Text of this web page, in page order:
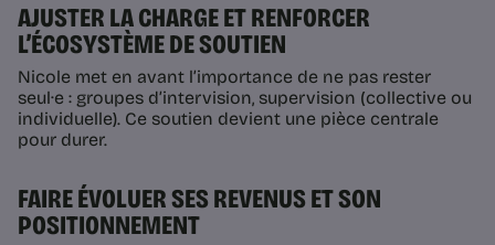
AJUSTER LA CHARGE ET RENFORCER
L’ÉCOSYSTÈME DE SOUTIEN
Nicole met en avant l’importance de ne pas rester
seul·e : groupes d’intervision, supervision (collective ou
individuelle). Ce soutien devient une pièce centrale
pour durer.
FAIRE ÉVOLUER SES REVENUS ET SON
POSITIONNEMENT